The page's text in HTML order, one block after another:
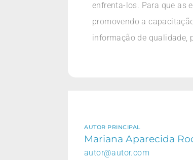
enfrenta-los. Para que as
promovendo a
informação de qualidade,
AUTOR PRINCIPAL
Mariana Aparecida
autor@autor.com